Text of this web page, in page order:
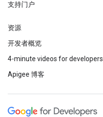
支持门户
资源
开发者概览
4-minute videos for developers
Apigee 博客